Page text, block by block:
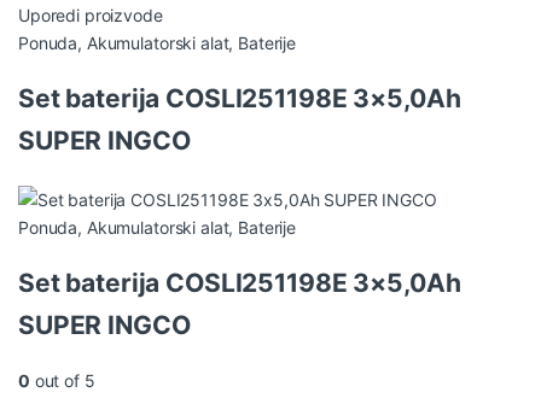
Uporedi proizvode
Ponuda, Akumulatorski alat, Baterije
Set baterija COSLI251198E 3×5,0Ah
SUPER INGCO
Ponuda, Akumulatorski alat, Baterije
Set baterija COSLI251198E 3×5,0Ah
SUPER INGCO
0 out of 5